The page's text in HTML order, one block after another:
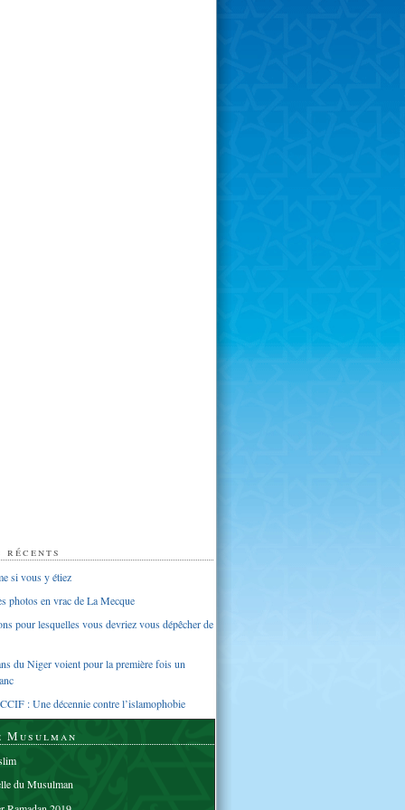
si vous y étiez
photos en vrac de La Mecque
pour lesquelles vous devriez vous dépêcher de
du Niger voient pour la première fois un
: Une décennie contre l’islamophobie
Musulman
du Musulman